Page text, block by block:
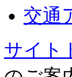
交通
サイト